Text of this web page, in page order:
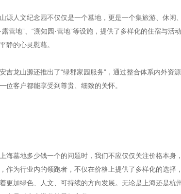
源人文纪念园不仅仅是一个墓地，更是一个集旅游、休闲
露营地”、“溯知园·营地”等设施，提供了多样化的住宿与
静的心灵慰藉。
吉龙山源还推出了“绿郡家园服务”，通过整合体系内外资
位客户都能享受到尊贵、细致的关怀。
海墓地多少钱一个的问题时，我们不应仅仅关注价格本身
作为行业内的领跑者，不仅在价格上提供了多样化的选
更加绿色、人文、可持续的方向发展。无论是上海还是